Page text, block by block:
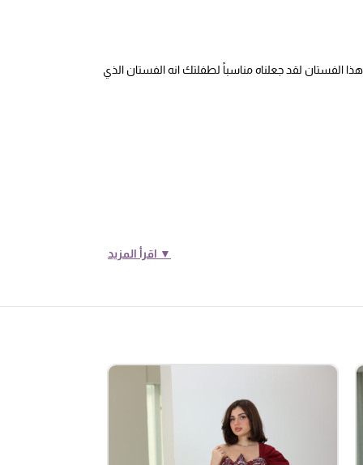
الفستان لقد جعلناه مناسباً لطفلتك انه الفستان الذي
▼ اقرأ المزيد